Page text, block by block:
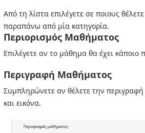
Από τη λίστα επιλέγετε σε ποιους
παραπάνω από μία κατηγορία.
Περιορισμός Μαθήματος
Επιλέγετε αν το μάθημα θα έχει κάποιο
Περιγραφή Μαθήματος
Συμπληρώνετε αν θέλετε την
και εικόνα.